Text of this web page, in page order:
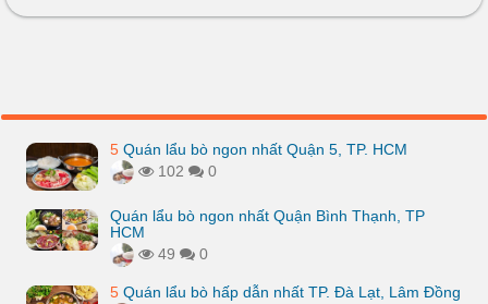
5 Quán lẩu bò ngon nhất Quận 5, TP. HCM
102
0
Quán lẩu bò ngon nhất Quận Bình Thạnh, TP
HCM
49
0
5 Quán lẩu bò hấp dẫn nhất TP. Đà Lạt, Lâm Đồng